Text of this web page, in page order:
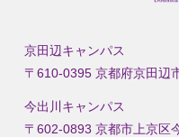
京田辺キャンパス
〒610-0395 京都府京田辺
今出川キャンパス
〒602-0893 京都市上京区